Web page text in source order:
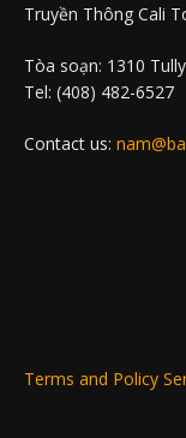
Truyền Thông Cali
Tòa soạn: 1310
Tel: (408) 482-6527
Contact us:
Terms and Policy